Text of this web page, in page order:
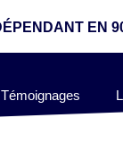
EN
Témoignages